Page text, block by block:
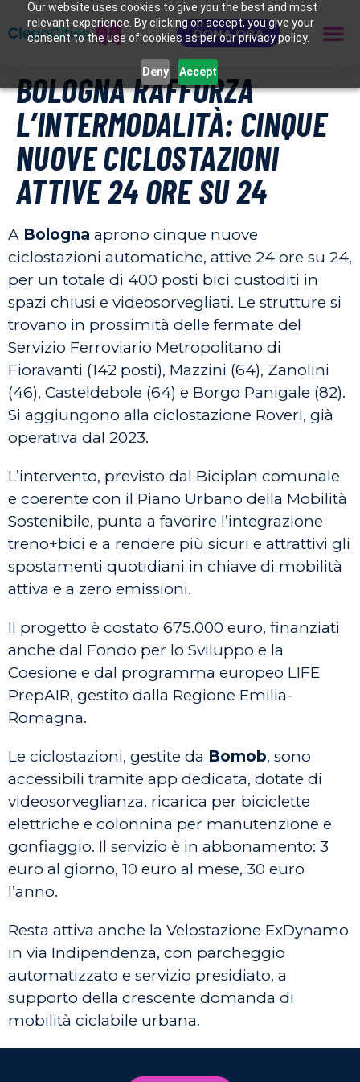
Our website uses cookies to give you the best and most
relevant experience. By clicking on accept, you give your
consent to the use of cookies as per our privacy policy.
Deny Accept
DONA ORA
BOLOGNA RAFFORZA
L’INTERMODALITÀ: CINQUE
NUOVE CICLOSTAZIONI
ATTIVE 24 ORE SU 24
A Bologna aprono cinque nuove
ciclostazioni automatiche, attive 24 ore su 24,
per un totale di 400 posti bici custoditi in
spazi chiusi e videosorvegliati. Le strutture si
trovano in prossimità delle fermate del
Servizio Ferroviario Metropolitano di
Fioravanti (142 posti), Mazzini (64), Zanolini
(46), Casteldebole (64) e Borgo Panigale (82).
Si aggiungono alla ciclostazione Roveri, già
operativa dal 2023.
L’intervento, previsto dal Biciplan comunale
e coerente con il Piano Urbano della Mobilità
Sostenibile, punta a favorire l’integrazione
treno+bici e a rendere più sicuri e attrattivi gli
spostamenti quotidiani in chiave di mobilità
attiva e a zero emissioni.
Il progetto è costato 675.000 euro, finanziati
anche dal Fondo per lo Sviluppo e la
Coesione e dal programma europeo LIFE
PrepAIR, gestito dalla Regione Emilia-
Romagna.
Le ciclostazioni, gestite da Bomob, sono
accessibili tramite app dedicata, dotate di
videosorveglianza, ricarica per biciclette
elettriche e colonnina per manutenzione e
gonfiaggio. Il servizio è in abbonamento: 3
euro al giorno, 10 euro al mese, 30 euro
l’anno.
Resta attiva anche la Velostazione ExDynamo
in via Indipendenza, con parcheggio
automatizzato e servizio presidiato, a
supporto della crescente domanda di
mobilità ciclabile urbana.